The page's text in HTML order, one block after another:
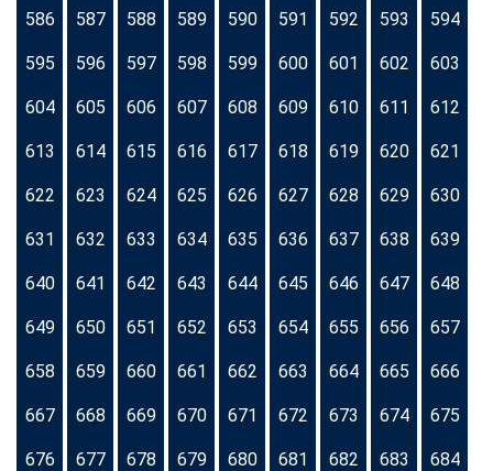
586 587 588 589 590 591 592 593 594
595 596 597 598 599 600 601 602 603
604 605 606 607 608 609 610 611 612
613 614 615 616 617 618 619 620 621
622 623 624 625 626 627 628 629 630
631 632 633 634 635 636 637 638 639
640 641 642 643 644 645 646 647 648
649 650 651 652 653 654 655 656 657
658 659 660 661 662 663 664 665 666
667 668 669 670 671 672 673 674 675
676 677 678 679 680 681 682 683 684